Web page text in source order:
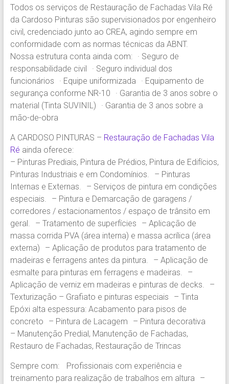
Todos os serviços de Restauração de Fachadas Vila Ré
da Cardoso Pinturas são supervisionados por engenheiro
civil, credenciado junto ao CREA, agindo sempre em
conformidade com as normas técnicas da ABNT.
Nossa estrutura conta ainda com: · Seguro de
responsabilidade civil · Seguro individual dos
funcionários · Equipe uniformizada · Equipamento de
segurança conforme NR-10 · Garantia de 3 anos sobre o
material (Tinta SUVINIL) · Garantia de 3 anos sobre a
mão-de-obra
A CARDOSO PINTURAS – Restauração de Fachadas Vila
Ré ainda oferece:
– Pinturas Prediais, Pintura de Prédios, Pintura de Edifícios,
Pinturas Industriais e em Condomínios. – Pinturas
Internas e Externas. – Serviços de pintura em condições
especiais. – Pintura e Demarcação de garagens /
corredores / estacionamentos / espaço de trânsito em
geral. – Tratamento de superfícies – Aplicação de
massa corrida PVA (área interna) e massa acrílica (área
externa) – Aplicação de produtos para tratamento de
madeiras e ferragens antes da pintura. – Aplicação de
esmalte para pinturas em ferragens e madeiras. –
Aplicação de verniz em madeiras e pinturas de decks. –
Texturização – Grafiato e pinturas especiais – Tinta
Epóxi alta espessura: Acabamento para pisos de
concreto – Pintura de Lacagem – Pintura decorativa
– Manutenção Predial, Manutenção de Fachadas,
Restauro de Fachadas, Restauração de Trincas
Sempre com: Profissionais com experiência e
treinamento para realização de trabalhos em altura –